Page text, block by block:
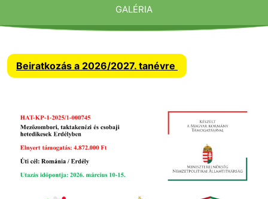
GALÉRIA
Beiratkozás a 2026/2027. tanévre